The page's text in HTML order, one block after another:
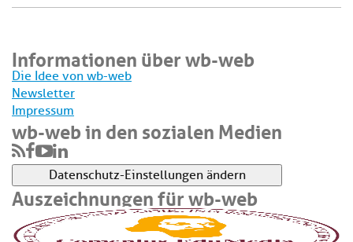
Informationen über wb-web
Die Idee von wb-web
Newsletter
Impressum
wb-web in den sozialen Medien
Datenschutz-Einstellungen ändern
Auszeichnungen für wb-web